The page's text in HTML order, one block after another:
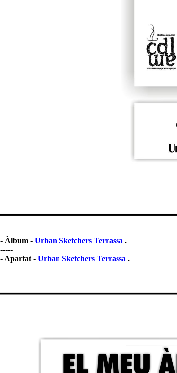
- Àlbum - Urban Sketchers Terrassa .
-----
- Apartat - Urban Sketchers Terrassa .